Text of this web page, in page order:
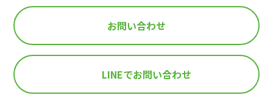
お問い合わせ
LINEでお問い合わせ